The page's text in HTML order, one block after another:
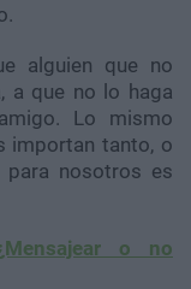
alguien que no
a que no lo haga
Lo mismo
importan tanto, o
nosotros es
o no